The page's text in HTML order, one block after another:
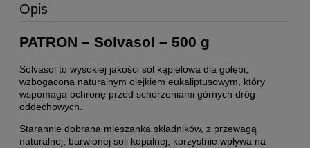
Opis
PATRON – Solvasol – 500 g
Solvasol to wysokiej jakości sól kąpielowa dla gołębi,
wzbogacona naturalnym olejkiem eukaliptusowym, który
wspomaga ochronę przed schorzeniami górnych dróg
oddechowych.
Starannie dobrana mieszanka składników, z przewagą
naturalnej, barwionej soli kopalnej, korzystnie wpływa na